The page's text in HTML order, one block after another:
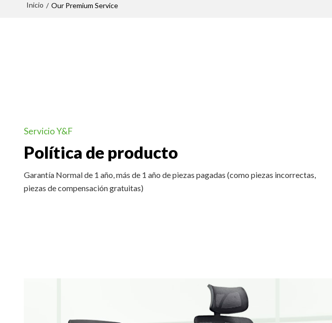
Inicio / Our Premium Service
Servicio Y&F
Política de producto
Garantía Normal de 1 año, más de 1 año de piezas pagadas (como piezas incorrectas,
piezas de compensación gratuitas)